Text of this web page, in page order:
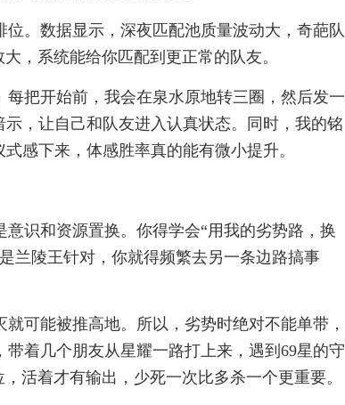
。数据显示，深夜匹配池质量波动大，奇葩队
，系统能给你匹配到更正常的队友。
把开始前，我会在泉水原地转三圈，然后发一
，让自己和队友进入认真状态。同时，我的铭
感下来，体感胜率真的能有微小提升。
识和资源置换。你得学会“用我的劣势路，换
兰陵王针对，你就得频繁去另一条边路搞事
可能被推高地。所以，劣势时绝对不能单带，
着几个朋友从星耀一路打上来，遇到69星的守
活着才有输出，少死一次比多杀一个更重要。